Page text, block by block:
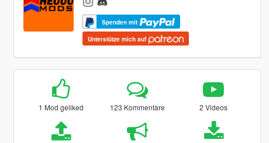
Spenden mit
Unterstütze mich auf
1 Mod geliked 123 Kommentare 2 Videos